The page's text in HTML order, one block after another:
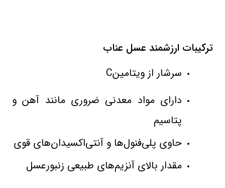
ترکیبات ارزشمند عسل عناب
سرشار از ویتامینC
دارای مواد معدنی ضروری مانند آهن و
پتاسیم
حاوی پلی‌فنول‌ها و آنتی‌اکسیدان‌های قوی
مقدار بالای آنزیم‌های طبیعی زنبورعسل